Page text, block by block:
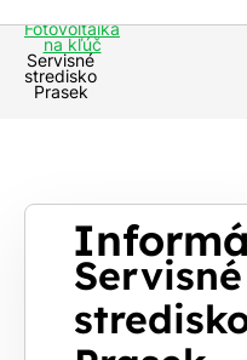
Fotovoltaika
na kľúč
Servisné
stredisko
Prasek
Servisné